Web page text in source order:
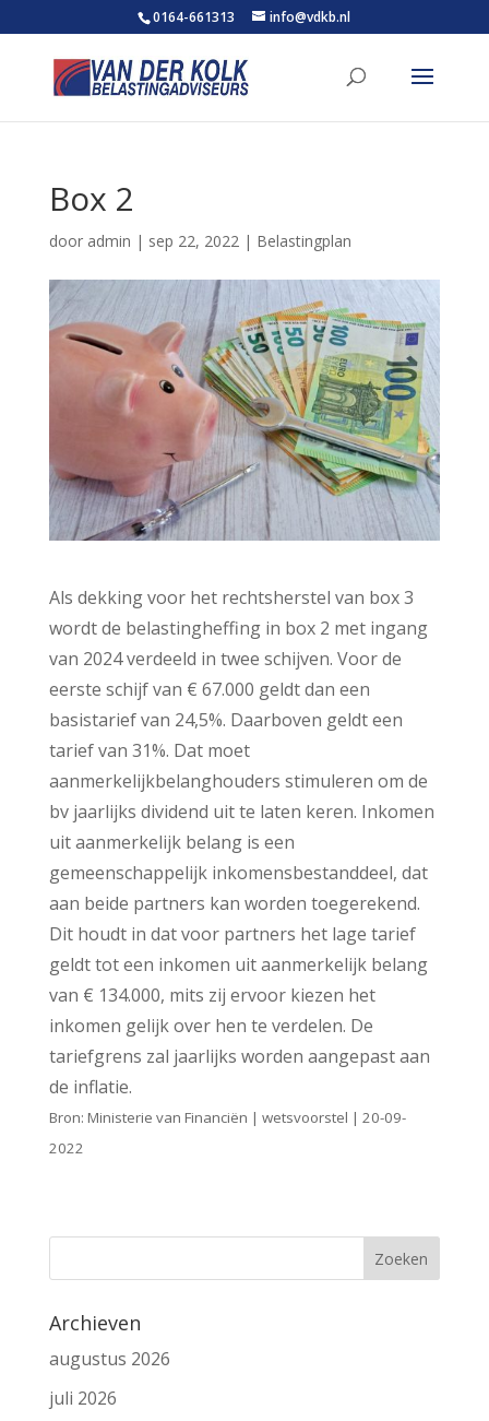
0164-661313 info@vdkb.nl
Box 2
door admin | sep 22, 2022| Belastingplan
Als dekking voor het rechtsherstel van box 3
wordt de belastingheffing in box 2 met ingang
van 2024 verdeeld in twee schijven. Voor de
eerste schijf van € 67.000 geldt dan een
basistarief van 24,5%. Daarboven geldt een
tarief van 31%. Dat moet
aanmerkelijkbelanghouders stimuleren om de
bv jaarlijks dividend uit te laten keren. Inkomen
uit aanmerkelijk belang is een
gemeenschappelijk inkomensbestanddeel, dat
aan beide partners kan worden toegerekend.
Dit houdt in dat voor partners het lage tarief
geldt tot een inkomen uit aanmerkelijk belang
van € 134.000, mits zij ervoor kiezen het
inkomen gelijk over hen te verdelen. De
tariefgrens zal jaarlijks worden aangepast aan
de inflatie.
Bron: Ministerie van Financiën | wetsvoorstel | 20-09-
2022
Archieven
augustus 2026
juli 2026